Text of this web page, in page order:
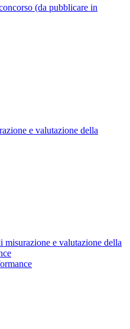
(da pubblicare in
e valutazione della
misurazione e valutazione della